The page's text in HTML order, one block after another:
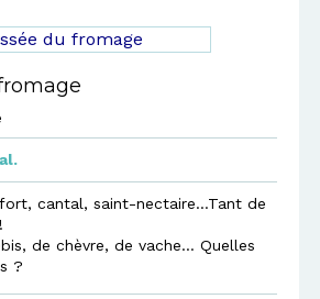
cantal, saint-nectaire…Tant de
de chèvre, de vache… Quelles
?